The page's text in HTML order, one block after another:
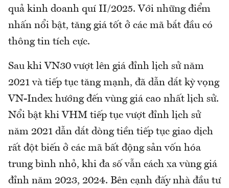
quả kinh doanh quí II/2025. Với những điểm
nhấn nổi bật, tăng giá tốt ở các mã bắt đầu có
thông tin tích cực.
Sau khi VN30 vượt lên giá đỉnh lịch sử năm
2021 và tiếp tục tăng mạnh, đã dẫn dắt kỳ vọng
VN-Index hướng đến vùng giá cao nhất lịch sử.
Nổi bật khi VHM tiếp tục vượt đỉnh lịch sử
năm 2021 dẫn dắt dòng tiền tiếp tục giao dịch
rất đột biến ở các mã bất động sản vốn hóa
trung bình nhỏ, khi đa số vẫn cách xa vùng giá
đỉnh năm 2023, 2024. Bên cạnh đấy nhà đầu tư